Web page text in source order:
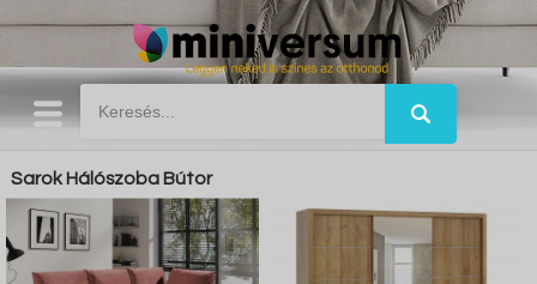
Sarok Hálószoba Bútor